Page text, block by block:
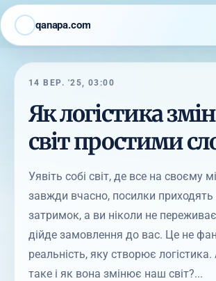
qanapa.com
14 ВЕР. '25, 03:00
Як логістика
світ простими
Уявіть собі світ, де все на своєму
завжди вчасно, посилки приходять
затримок, а ви ніколи не
дійде замовлення до вас. Це не
реальність, яку створює
таке і як вона змінює наш світ?...